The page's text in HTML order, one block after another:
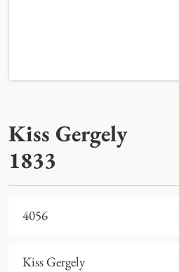
Kiss Gergely
1833
4056
Kiss Gergely